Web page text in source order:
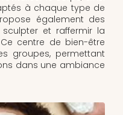
à chaque type de
également des
et raffermir la
centre de bien-être
groupes, permettant
dans une ambiance